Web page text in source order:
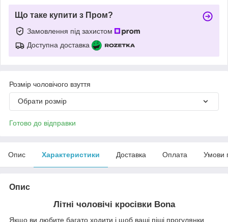
Що таке купити з Пром?
Замовлення під захистом
Доступна доставка
Розмір чоловічого взуття
Обрати розмір
Готово до відправки
Опис Характеристики Доставка Оплата Умови
Опис
Літні чоловічі кросівки Bona
Якщо ви любите багато ходити і щоб ваші піші прогулянки